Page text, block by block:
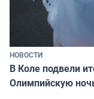
НОВОСТИ
В Коле подвели
Олимпийскую